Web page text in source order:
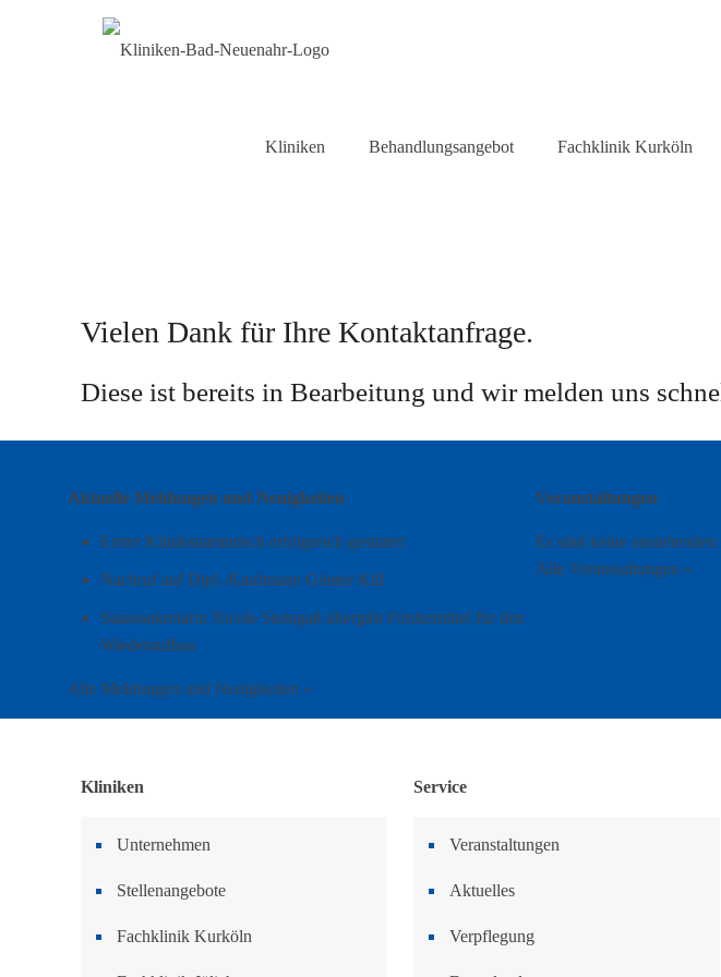
Kliniken Behandlungsangebot Fachklinik Kurköln
Vielen Dank für Ihre Kontaktanfrage.
Diese ist bereits in Bearbeitung und wir melden uns
Aktuelle Meldungen und Neuigkeiten
Erster Klinikstammtisch erfolgreich gestartet
Nachruf auf Dipl.-Kaufmann Günter Kill
Staatssekretärin Nicole Steingaß übergibt Fördermittel für den
Wiederaufbau
Alle Meldungen und Neuigkeiten »
Veranstaltungen
Es sind keine
Alle Veranstaltungen »
Kliniken
Unternehmen
Stellenangebote
Fachklinik Kurköln
Service
Veranstaltungen
Aktuelles
Verpflegung